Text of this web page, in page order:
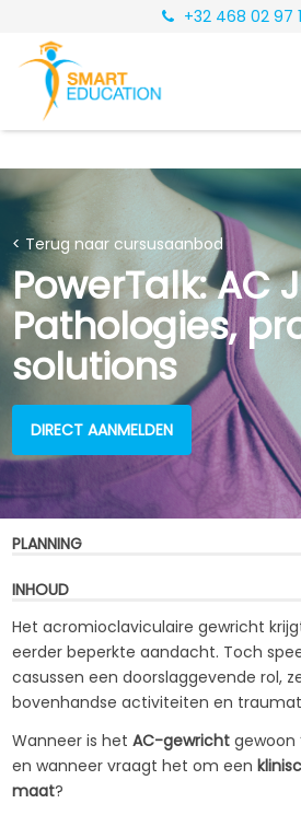
+32 468 02 97
< Terug naar cursusaanbod
PowerTalk: AC
Pathologies,
solutions
DIRECT AANMELDEN
PLANNING
INHOUD
Het acromioclaviculaire gewricht
eerder beperkte aandacht. Toch
casussen een doorslaggevende rol,
bovenhandse activiteiten en
Wanneer is hetAC-gewricht gewoon
en wanneer vraagt het om een
maat?